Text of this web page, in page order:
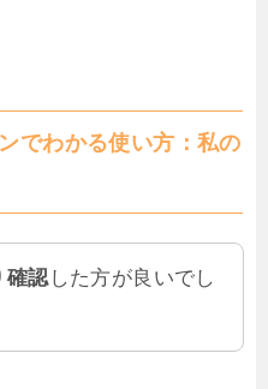
でわかる使い方：私の
確認 した方が良いでし